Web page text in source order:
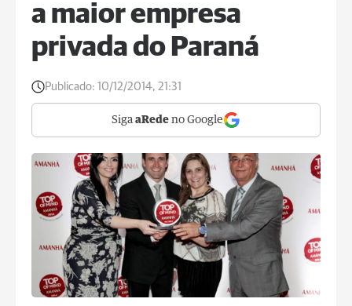
a maior empresa
privada do Paraná
Publicado: 10/12/2014, 21:31
Siga aRede no Google